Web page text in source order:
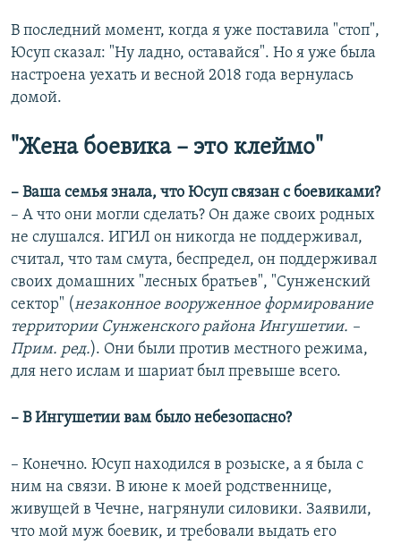
В последний момент, когда я уже поставила "стоп",
Юсуп сказал: "Ну ладно, оставайся". Но я уже была
настроена уехать и весной 2018 года вернулась
домой.
"Жена боевика – это клеймо"
– Ваша семья знала, что Юсуп связан с боевиками?
– А что они могли сделать? Он даже своих родных
не слушался. ИГИЛ он никогда не поддерживал,
считал, что там смута, беспредел, он поддерживал
своих домашних "лесных братьев", "Сунженский
сектор" (незаконное вооруженное формирование
территории Сунженского района Ингушетии. –
Прим. ред.). Они были против местного режима,
для него ислам и шариат был превыше всего.
– В Ингушетии вам было небезопасно?
– Конечно. Юсуп находился в розыске, а я была с
ним на связи. В июне к моей родственнице,
живущей в Чечне, нагрянули силовики. Заявили,
что мой муж боевик, и требовали выдать его